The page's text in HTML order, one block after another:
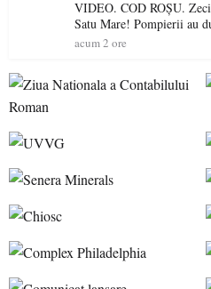
VIDEO. COD ROȘU. Zeci de hectare mistuite de flăcări în
Satu Mare! Pompierii au
pentru a salva o pădure de
acum 2 ore